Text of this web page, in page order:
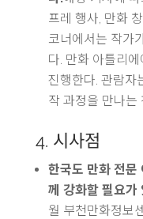
프레 행사, 만화
코너에서는 작가
다. 만화 아틀리
진행한다. 관람자
작 과정을 만나는
4. 시사점
한국도 만화 전문
께 강화할 필요가
월 부천만화정보